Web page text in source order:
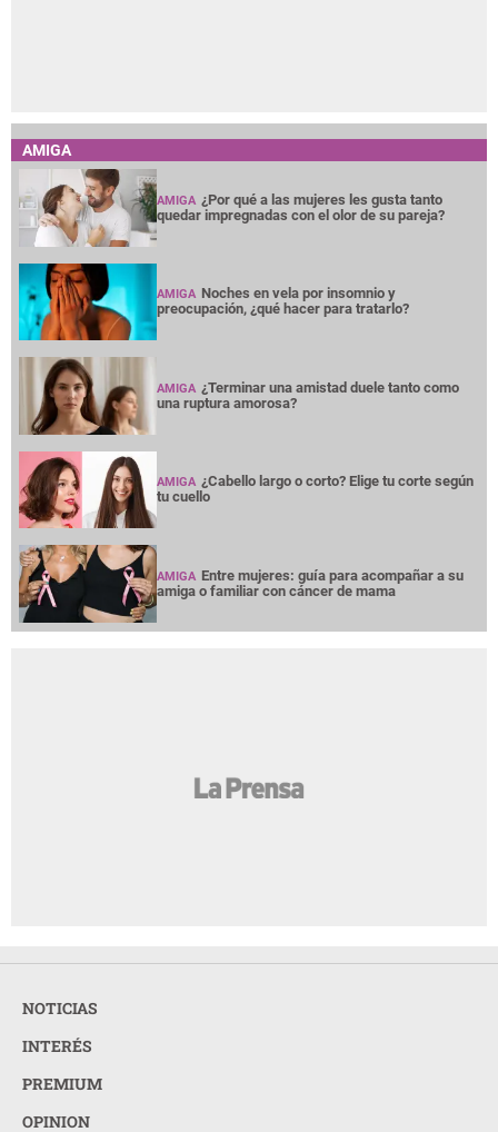
AMIGA
AMIGA ¿Por qué a las mujeres les gusta tanto
quedar impregnadas con el olor de su pareja?
AMIGA Noches en vela por insomnio y
preocupación, ¿qué hacer para tratarlo?
AMIGA ¿Terminar una amistad duele tanto como
una ruptura amorosa?
AMIGA ¿Cabello largo o corto? Elige tu corte según
tu cuello
AMIGA Entre mujeres: guía para acompañar a su
amiga o familiar con cáncer de mama
NOTICIAS
INTERÉS
PREMIUM
OPINION